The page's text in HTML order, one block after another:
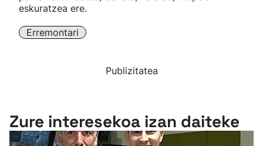
eskuratzea ere.
Erremontari
Publizitatea
Zure interesekoa izan daiteke